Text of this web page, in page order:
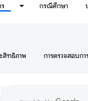
กรณีศึกษา
สิทธิภาพ การตรวจสอบก